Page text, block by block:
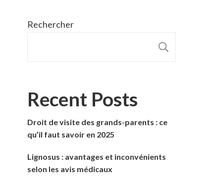
Rechercher
Recent Posts
Droit de visite des grands-parents : ce
qu’il faut savoir en 2025
Lignosus : avantages et inconvénients
selon les avis médicaux